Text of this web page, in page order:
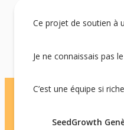
Ce projet de soutien à
Je ne connaissais pas
C’est une équipe si
SeedGrowth